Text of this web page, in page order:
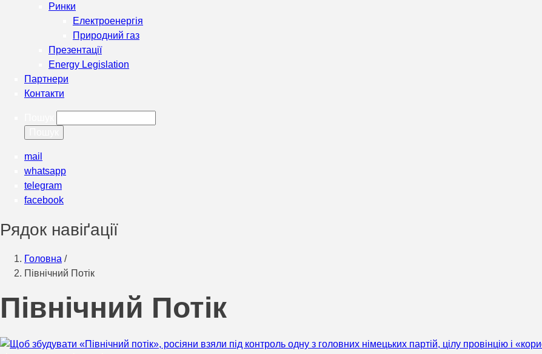
Ринки
Електроенергія
Природний газ
Презентації
Energy Legislation
Партнери
Контакти
mail
whatsapp
telegram
facebook
Рядок навіґації
Головна /
Північний Потік
Північний Потік